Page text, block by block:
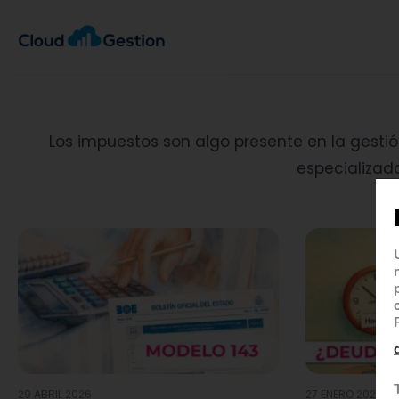
Los impuestos son algo presente en la
29 ABRIL 2026 27 ENERO 2026